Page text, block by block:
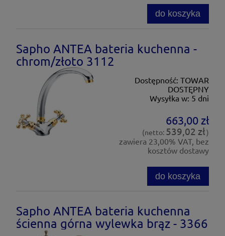
do koszyka
Sapho ANTEA bateria kuchenna -
chrom/złoto 3112
Dostępność: TOWAR
DOSTĘPNY
Wysyłka w: 5 dni
663,00 zł
(netto: 539,02 zł)
zawiera 23,00% VAT, bez
kosztów dostawy
do koszyka
Sapho ANTEA bateria kuchenna
ścienna górna wylewka brąz - 3366